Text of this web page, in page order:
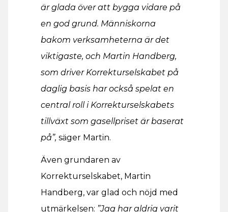
är glada över att bygga vidare på
en god grund. Människorna
bakom verksamheterna är det
viktigaste, och Martin Handberg,
som driver Korrekturselskabet på
daglig basis har också spelat en
central roll i Korrekturselskabets
tillväxt som gasellpriset är baserat
på”, säger Martin.
Även grundaren av
Korrekturselskabet, Martin
Handberg, var glad och nöjd med
utmärkelsen: ”Jag har aldrig varit